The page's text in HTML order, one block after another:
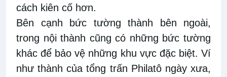
cách kiên cố hơn.
Bên cạnh bức tường thành bên ngoài,
trong nội thành cũng có những bức tường
khác để bảo vệ những khu vực đặc biệt. Ví
như thành của tổng trấn Philatô ngày xưa,